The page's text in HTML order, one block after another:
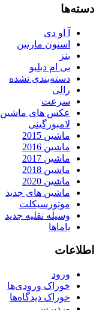
دسته‌ها
آ او دی
استون مارتین
بنز
بی ام دبلیو
دسته‌بندی نشده
رالی
سرعت
عکس های ماشین
لامبورگینی
ماشین 2015
ماشین 2016
ماشین 2017
ماشین 2018
ماشین 2020
ماشین های جدید
موتورسیکلت
وسیله نقلیه جدید
یاماها
اطلاعات
ورود
خوراک ورودی‌ها
خوراک دیدگاه‌ها